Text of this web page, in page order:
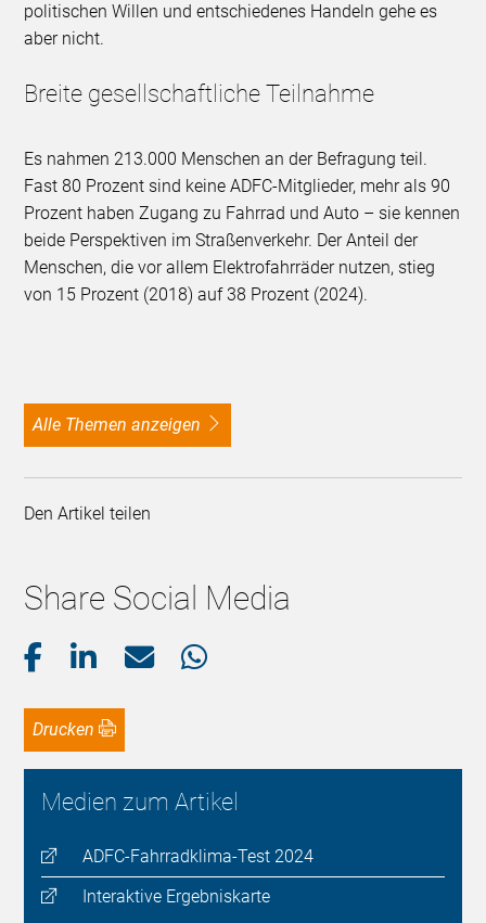
politischen Willen und entschiedenes Handeln gehe es
aber nicht.
Breite gesellschaftliche Teilnahme
Es nahmen 213.000 Menschen an der Befragung teil.
Fast 80 Prozent sind keine ADFC-Mitglieder, mehr als 90
Prozent haben Zugang zu Fahrrad und Auto – sie kennen
beide Perspektiven im Straßenverkehr. Der Anteil der
Menschen, die vor allem Elektrofahrräder nutzen, stieg
von 15 Prozent (2018) auf 38 Prozent (2024).
alle Themen anzeigen
Den Artikel teilen
Share Social Media
Drucken
Medien zum Artikel
ADFC-Fahrradklima-Test 2024
Interaktive Ergebniskarte